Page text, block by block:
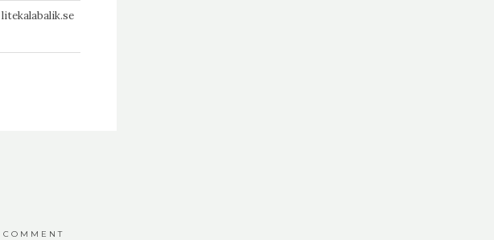
litekalabalik.se
COMMENT